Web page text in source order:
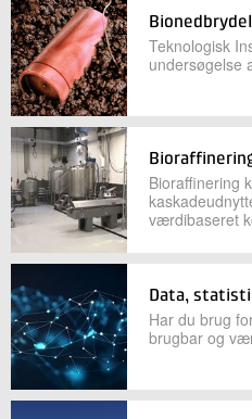
Teknologisk
undersøgelse
Bioraffinering
værdibaseret
Data,
Har du brug
brugbar og